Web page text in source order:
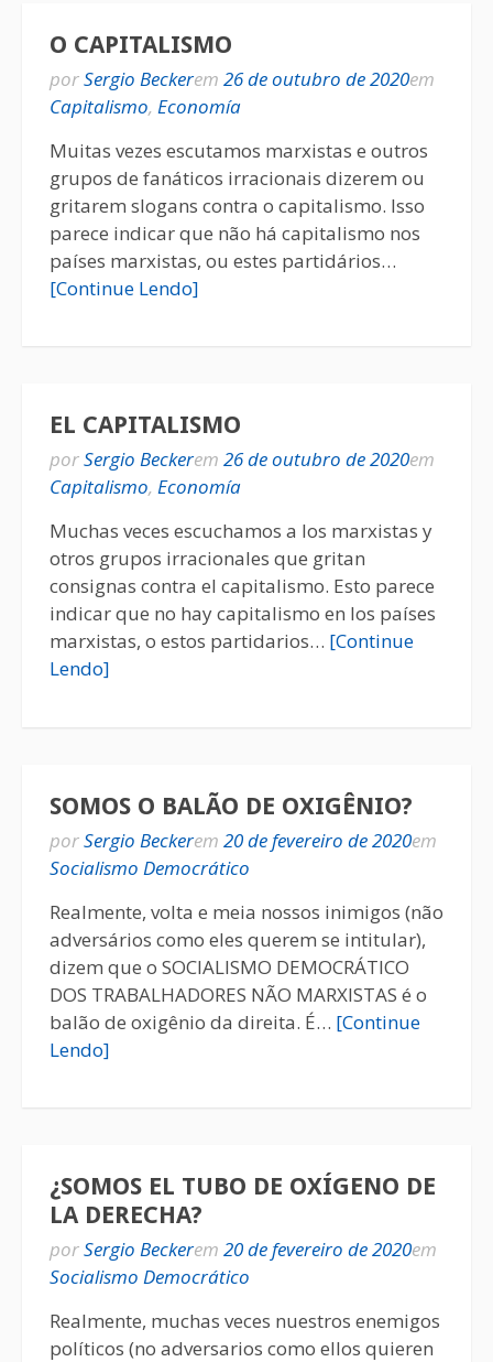
O CAPITALISMO
porSergio Beckerem 26 de outubro de 2020em
Capitalismo, Economía
Muitas vezes escutamos marxistas e outros
grupos de fanáticos irracionais dizerem ou
gritarem slogans contra o capitalismo. Isso
parece indicar que não há capitalismo nos
países marxistas, ou estes partidários…
[Continue Lendo]
EL CAPITALISMO
porSergio Beckerem 26 de outubro de 2020em
Capitalismo, Economía
Muchas veces escuchamos a los marxistas y
otros grupos irracionales que gritan
consignas contra el capitalismo. Esto parece
indicar que no hay capitalismo en los países
marxistas, o estos partidarios… [Continue
Lendo]
SOMOS O BALÃO DE OXIGÊNIO?
porSergio Beckerem 20 de fevereiro de 2020em
Socialismo Democrático
Realmente, volta e meia nossos inimigos (não
adversários como eles querem se intitular),
dizem que o SOCIALISMO DEMOCRÁTICO
DOS TRABALHADORES NÃO MARXISTAS é o
balão de oxigênio da direita. É… [Continue
Lendo]
¿SOMOS EL TUBO DE OXÍGENO DE
LA DERECHA?
porSergio Beckerem 20 de fevereiro de 2020em
Socialismo Democrático
Realmente, muchas veces nuestros enemigos
políticos (no adversarios como ellos quieren